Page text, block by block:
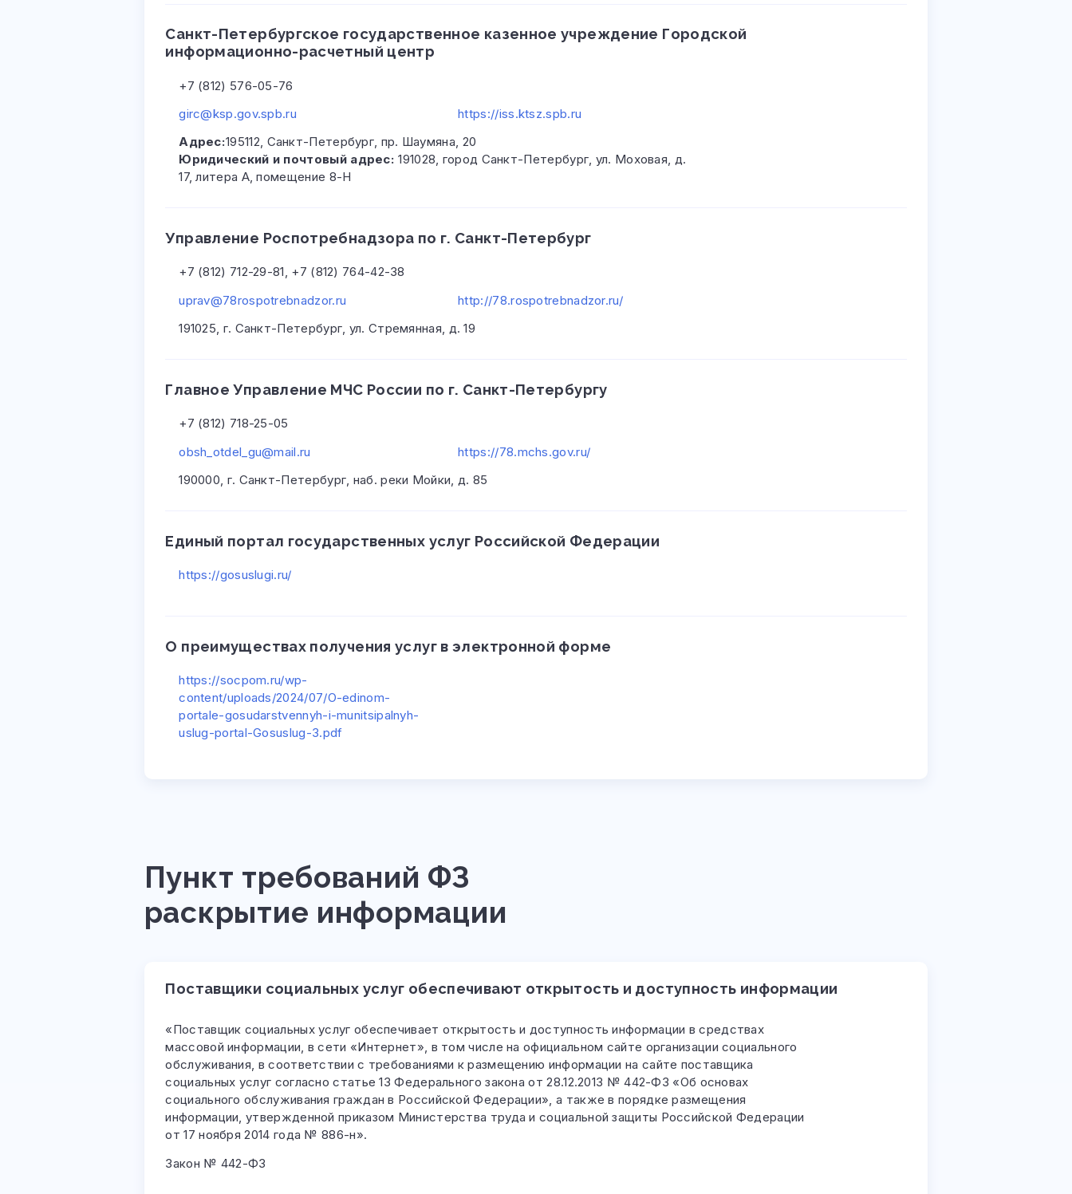
Санкт-Петербургское государственное казенное учреждение Городской
информационно-расчетный центр
+7 (812) 576-05-76
girc@ksp.gov.spb.ru
https://iss.ktsz.spb.ru
Адрес:195112, Санкт-Петербург, пр. Шаумяна, 20
Юридический и почтовый адрес: 191028, город Санкт-Петербург, ул. Моховая, д.
17, литера А, помещение 8-Н
Управление Роспотребнадзора по г. Санкт-Петербург
+7 (812) 712-29-81, +7 (812) 764-42-38
uprav@78rospotrebnadzor.ru
http://78.rospotrebnadzor.ru/
191025, г. Санкт-Петербург, ул. Стремянная, д. 19
Главное Управление МЧС России по г. Санкт-Петербургу
+7 (812) 718-25-05
obsh_otdel_gu@mail.ru
https://78.mchs.gov.ru/
190000, г. Санкт-Петербург, наб. реки Мойки, д. 85
Единый портал государственных услуг Российской Федерации
https://gosuslugi.ru/
О преимуществах получения услуг в электронной форме
https://socpom.ru/wp-
content/uploads/2024/07/O-edinom-
portale-gosudarstvennyh-i-munitsipalnyh-
uslug-portal-Gosuslug-3.pdf
Пункт требований ФЗ
раскрытие информации
Поставщики социальных услуг обеспечивают открытость и доступность информации
«Поставщик социальных услуг обеспечивает открытость и доступность информации в средствах
массовой информации, в сети «Интернет», в том числе на официальном сайте организации социального
обслуживания, в соответствии с требованиями к размещению информации на сайте поставщика
социальных услуг согласно статье 13 Федерального закона от 28.12.2013 № 442-ФЗ «Об основах
социального обслуживания граждан в Российской Федерации», а также в порядке размещения
информации, утвержденной приказом Министерства труда и социальной защиты Российской Федерации
от 17 ноября 2014 года № 886-н».
Закон № 442-ФЗ